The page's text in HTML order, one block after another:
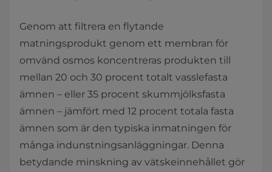
Genom att filtrera en flytande
matningsprodukt genom ett membran för
omvänd osmos koncentreras produkten till
mellan 20 och 30 procent totalt vasslefasta
ämnen – eller 35 procent skummjölksfasta
ämnen – jämfört med 12 procent totala fasta
ämnen som är den typiska inmatningen för
många indunstningsanläggningar. Denna
betydande minskning av vätskeinnehållet gör